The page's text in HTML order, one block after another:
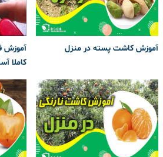
آموزش کاشت پسته در منزل
آموزش
کاملا